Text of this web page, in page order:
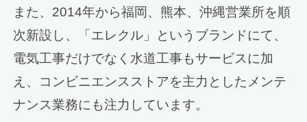
また、2014年から福岡、熊本、沖縄営業所を順
次新設し、「エレクル」というブランドにて、
電気工事だけでなく水道工事もサービスに加
え、コンビニエンスストアを主力としたメンテ
ナンス業務にも注力しています。